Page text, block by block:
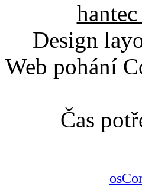
Design
Web pohání
Čas